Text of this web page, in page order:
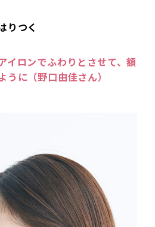
りつく
イロンでふわりとさせて、額
うに（野口由佳さん）